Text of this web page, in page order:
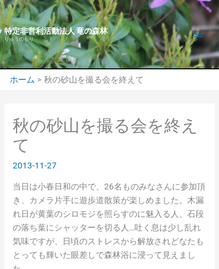
内
容
を
ス
キ
特定非営利活動法人 竜の森林
りゅうのもり
ホーム 秋の砂山を撮る会を終えて
秋の砂山を撮る会を終え
て
2013-11-27
当日は小春日和の中で、26名ものみなさんに参加頂
き、カメラ片手に遊歩道散策が楽しめました。木漏
れ日が黄葉のシロモジを照らすのに魅入る人、石段
の落ち葉にシャッターを切る人…吐く息は少し乱れ
気味ですが、日頃のストレスから解放されどなたも
とっても輝いた眼差しで森林浴に浸って見えまし